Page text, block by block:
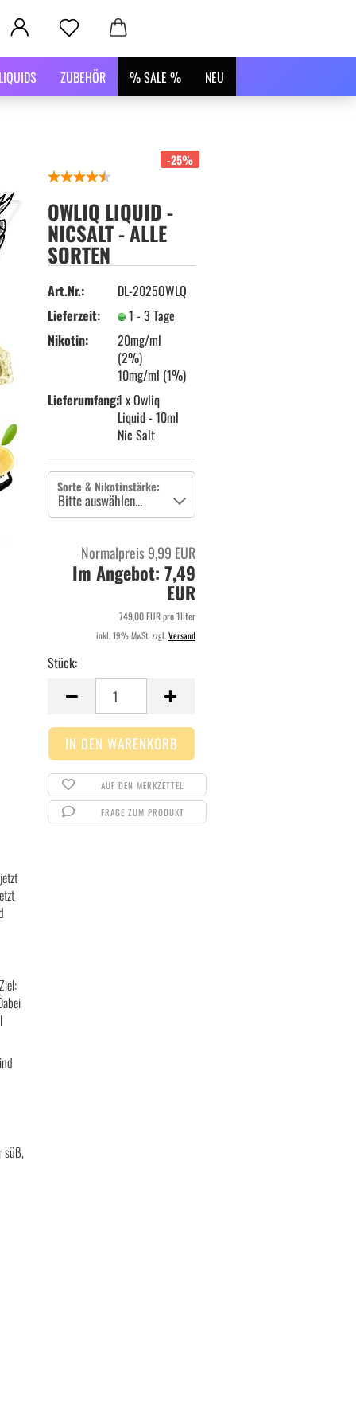
LIQUIDS ZUBEHÖR % SALE % NEU
-25%
OWLIQ LIQUID -
NICSALT - ALLE
SORTEN
Art.Nr.:
DL-2025OWLQ
Lieferzeit:
1 - 3 Tage
Nikotin:
20mg/ml
(2%)
10mg/ml (1%)
Lieferumfang:1 x Owliq
Liquid - 10ml
Nic Salt
Sorte & Nikotinstärke:
Normalpreis 9,99 EUR
Im Angebot: 7,49
EUR
749,00 EUR pro 1liter
inkl. 19% MwSt. zzgl.Versand
Stück:
Stück
AUF DEN MERKZETTEL
FRAGE ZUM PRODUKT
süß,